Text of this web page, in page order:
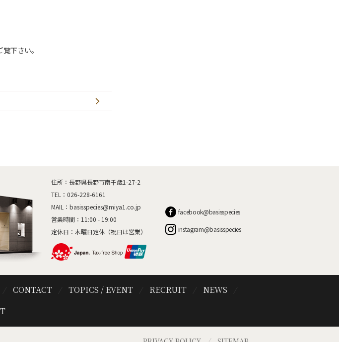
下さい。
住所：長野県長野市南千歳1-27-2
TEL： 026-228-6161
MAIL： basisspecies@miya1.co.jp
営業時間：11:00 - 19:00
定休日：木曜日定休（祝日は営業）
facebook@basisspecies
instagram@basisspecies
CONTACT TOPICS / EVENT RECRUIT
NEWS